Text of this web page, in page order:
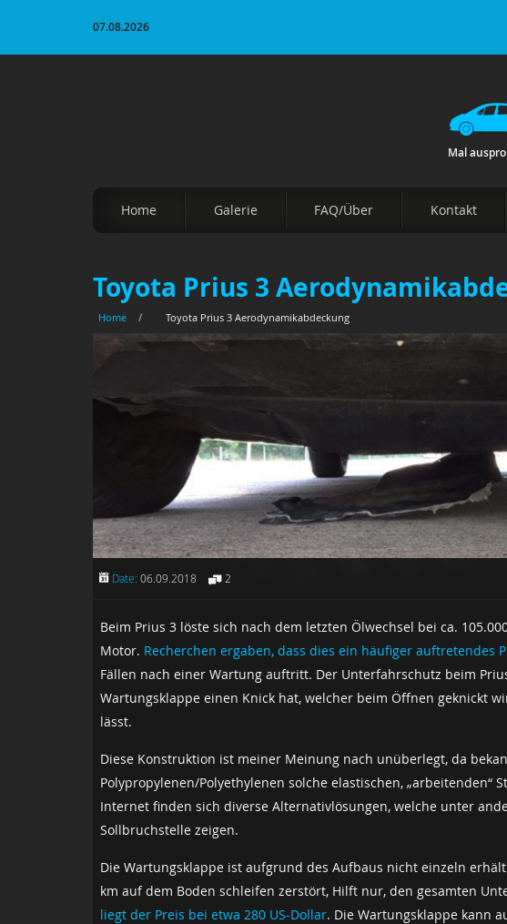
07.08.2026
Mal
Home Galerie FAQ/Über Kontakt
Toyota Prius 3
Home / Toyota Prius 3 Aerodynamikabdeckung
Date: 06.09.2018 2
Beim Prius 3 löste sich nach dem letzten Ölwechsel bei ca.
Motor. Recherchen ergaben, dass dies ein häufiger auftretendes
Fällen nach einer Wartung auftritt. Der Unterfahrschutz beim
Wartungsklappe einen Knick hat, welcher beim Öffnen geknickt
lässt.
Diese Konstruktion ist meiner Meinung nach unüberlegt, da
Polypropylenen/Polyethylenen solche elastischen, „arbeitenden“
Internet finden sich diverse Alternativlösungen, welche unter
Sollbruchstelle zeigen.
Die Wartungsklappe ist aufgrund des Aufbaus nicht einzeln
km auf dem Boden schleifen zerstört, Hilft nur, den gesamten
liegt der Preis bei etwa 280 US-Dollar. Die Wartungsklappe kann